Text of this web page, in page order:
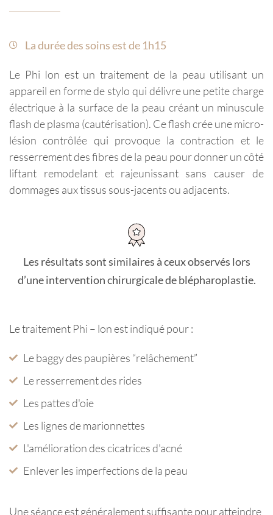
La durée des soins est de 1h15
Le Phi Ion est un traitement de la peau utilisant un
appareil en forme de stylo qui délivre une petite charge
électrique à la surface de la peau créant un minuscule
flash de plasma (cautérisation). Ce flash crée une micro-
lésion contrôlée qui provoque la contraction et le
resserrement des fibres de la peau pour donner un côté
liftant remodelant et rajeunissant sans causer de
dommages aux tissus sous-jacents ou adjacents.
Les résultats sont similaires à ceux observés lors
d’une intervention chirurgicale de blépharoplastie.
Le traitement Phi – lon est indiqué pour :
Le baggy des paupières “relâchement”
Le resserrement des rides
Les pattes d'oie
Les lignes de marionnettes
L'amélioration des cicatrices d'acné
Enlever les imperfections de la peau
Une séance est généralement suffisante pour atteindre